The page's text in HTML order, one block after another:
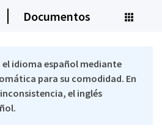
Documentos
idioma español mediante
para su comodidad. En
el inglés